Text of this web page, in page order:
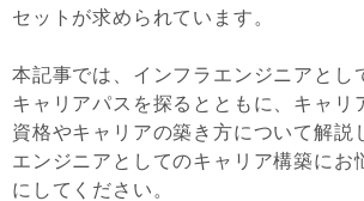
セットが求められています。
本記事では、インフラエンジニアとし
キャリアパスを探るとともに、キャリ
資格やキャリアの築き方について解説
エンジニアとしてのキャリア構築にお
にしてください。